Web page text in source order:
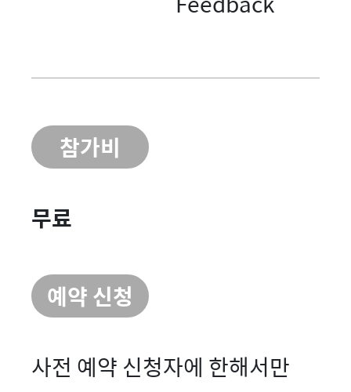
참가비
무료
예약 신청
사전 예약 신청자에 한해서만